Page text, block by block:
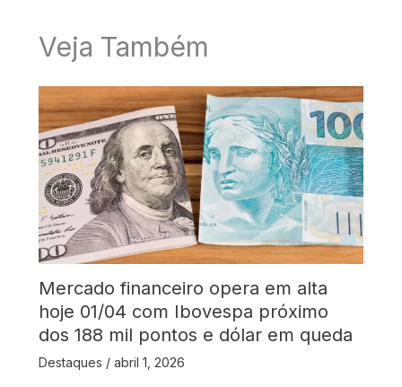
Veja Também
Mercado financeiro opera em alta
hoje 01/04 com Ibovespa próximo
dos 188 mil pontos e dólar em queda
Destaques / abril 1, 2026